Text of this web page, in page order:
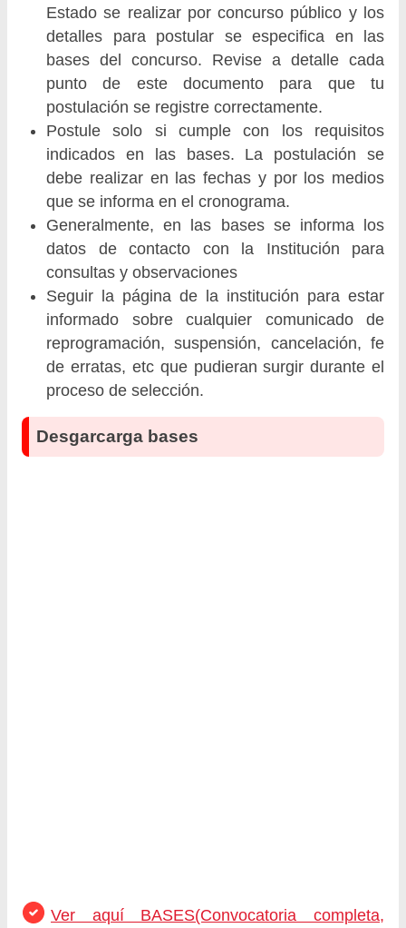
Estado se realizar por concurso público y los
detalles para postular se especifica en las
bases del concurso. Revise a detalle cada
punto de este documento para que tu
postulación se registre correctamente.
Postule solo si cumple con los requisitos
indicados en las bases. La postulación se
debe realizar en las fechas y por los medios
que se informa en el cronograma.
Generalmente, en las bases se informa los
datos de contacto con la Institución para
consultas y observaciones
Seguir la página de la institución para estar
informado sobre cualquier comunicado de
reprogramación, suspensión, cancelación, fe
de erratas, etc que pudieran surgir durante el
proceso de selección.
Desgarcarga bases
Ver aquí BASES(Convocatoria completa,